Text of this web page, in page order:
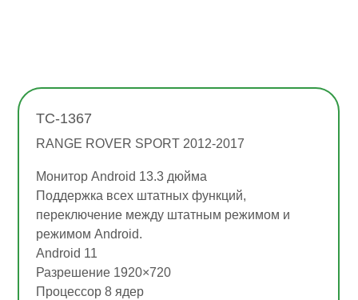
Монитор Android 13.3 дюйма
Поддержка всех штатных функций,
переключение между штатным режимом и
режимом Android.
Android 11
Разрешение 1920×720
Процессор 8 ядер
TC-1367
RANGE ROVER SPORT 2012-2017